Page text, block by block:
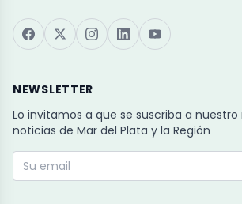
NEWSLETTER
Lo invitamos a que se suscriba a
noticias de Mar del Plata y la Región